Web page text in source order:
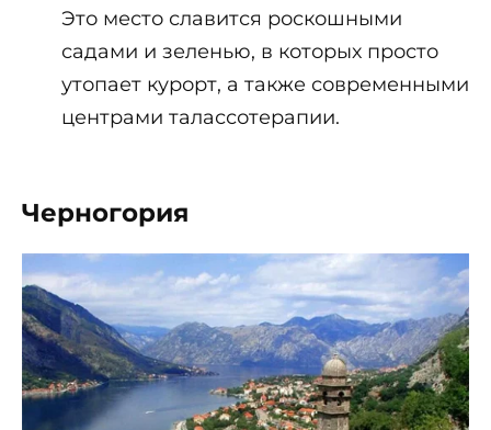
Это место славится роскошными
садами и зеленью, в которых просто
утопает курорт, а также современными
центрами талассотерапии.
Черногория